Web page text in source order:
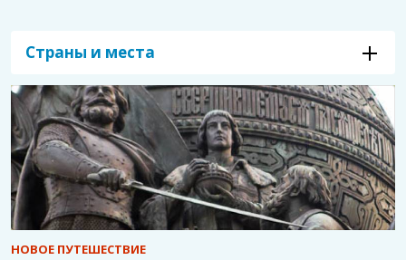
Страны и места
НОВОЕ ПУТЕШЕСТВИЕ